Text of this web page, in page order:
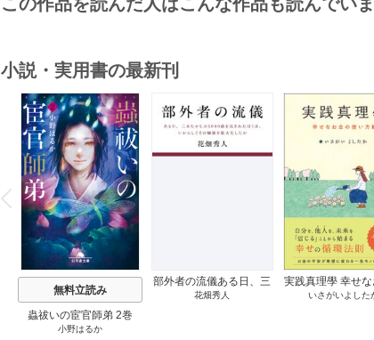
小説・実用書の最新刊
P
r
e
v
i
o
u
s
無料立読み
蟲祓いの宦官師弟 2巻
小野はるか
部外者の流儀ある日、三
木たかしの5000曲を託さ
花畑秀人
実践真理學 幸せ
使い方編 1巻
いさがいよした